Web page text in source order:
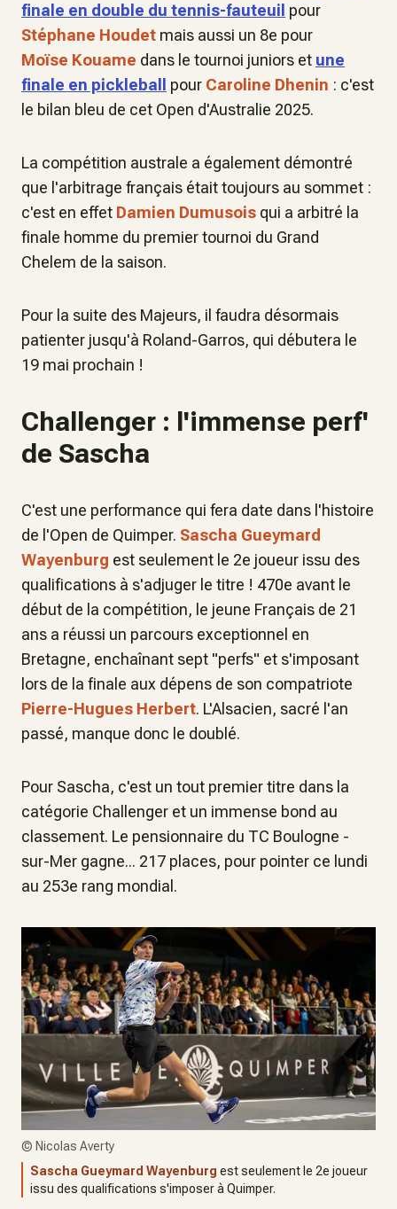
finale en double du tennis-fauteuil pour
Stéphane Houdet mais aussi un 8e pour
Moïse Kouame dans le tournoi juniors et une
finale en pickleball
pour Caroline Dhenin : c'est
le bilan bleu de cet Open d'Australie 2025.
La compétition australe a également démontré
que l'arbitrage français était toujours au sommet :
c'est en effet Damien Dumusois qui a arbitré la
finale homme du premier tournoi du Grand
Chelem de la saison.
Pour la suite des Majeurs, il faudra désormais
patienter jusqu'à Roland-Garros, qui débutera le
19 mai prochain !
Challenger : l'immense perf'
de Sascha
C'est une performance qui fera date dans l'histoire
de l'Open de Quimper. Sascha Gueymard
Wayenburg est seulement le 2e joueur issu des
qualifications à s'adjuger le titre ! 470e avant le
début de la compétition, le jeune Français de 21
ans a réussi un parcours exceptionnel en
Bretagne, enchaînant sept "perfs" et s'imposant
lors de la finale aux dépens de son compatriote
Pierre-Hugues Herbert. L'Alsacien, sacré l'an
passé, manque donc le doublé.
Pour Sascha, c'est un tout premier titre dans la
catégorie Challenger et un immense bond au
classement. Le pensionnaire du TC Boulogne -
sur-Mer gagne... 217 places, pour pointer ce lundi
au 253e rang mondial.
© Nicolas Averty
Sascha Gueymard Wayenburg est seulement le 2e joueur
issu des qualifications s'imposer à Quimper.